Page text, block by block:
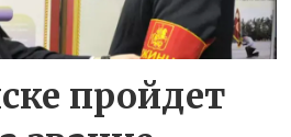
пройдет